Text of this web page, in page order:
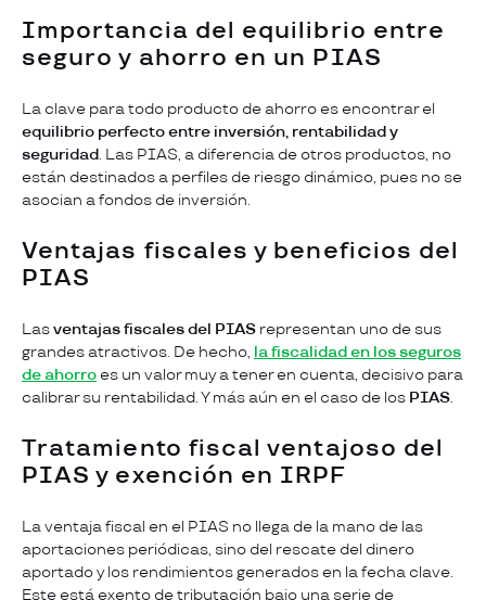
Importancia del equilibrio entre
seguro y ahorro en un PIAS
La clave para todo producto de ahorro es encontrar el
equilibrio perfecto entre inversión, rentabilidad y
seguridad. Las PIAS, a diferencia de otros productos, no
están destinados a perfiles de riesgo dinámico, pues no se
asocian a fondos de inversión.
Ventajas fiscales y beneficios del
PIAS
Lasventajas fiscales del PIAS representan uno de sus
grandes atractivos. De hecho, la fiscalidad en los seguros
de ahorro es un valor muy a tener en cuenta, decisivo para
calibrar su rentabilidad. Y más aún en el caso de los PIAS.
Tratamiento fiscal ventajoso del
PIAS y exención en IRPF
La ventaja fiscal en el PIAS no llega de la mano de las
aportaciones periódicas, sino del rescate del dinero
aportado y los rendimientos generados en la fecha clave.
Este está exento de tributación bajo una serie de